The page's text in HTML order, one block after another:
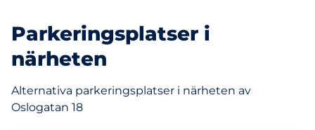
Parkeringsplatser i
närheten
Alternativa parkeringsplatser i närheten av
Oslogatan 18